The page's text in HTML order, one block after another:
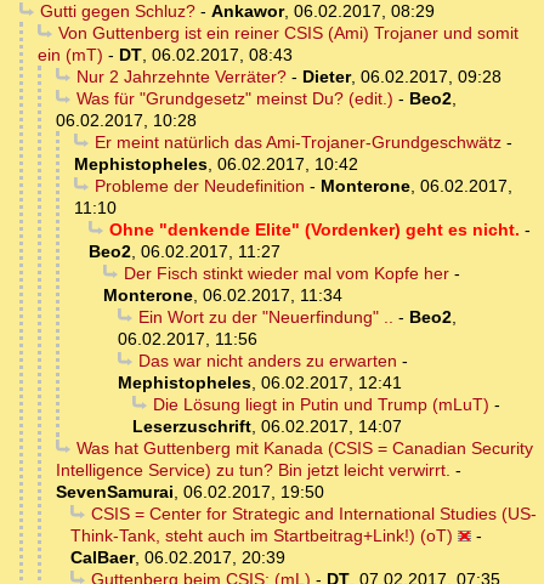
Gutti gegen Schluz?- Ankawor, 06.02.2017, 08:29
Von Guttenberg ist ein reiner CSIS (Ami) Trojaner und somit
ein (mT) - DT, 06.02.2017, 08:43
Nur 2 Jahrzehnte Verräter?- Dieter, 06.02.2017, 09:28
Was für "Grundgesetz" meinst Du? (edit.) - Beo2,
06.02.2017, 10:28
Er meint natürlich das Ami-Trojaner-Grundgeschwätz-
Mephistopheles, 06.02.2017, 10:42
Probleme der Neudefinition - Monterone, 06.02.2017,
11:10
Ohne "denkende Elite" (Vordenker) geht es nicht. -
Beo2, 06.02.2017, 11:27
Der Fisch stinkt wieder mal vom Kopfe her-
Monterone, 06.02.2017, 11:34
Ein Wort zu der "Neuerfindung" .. - Beo2,
06.02.2017, 11:56
Das war nicht anders zu erwarten -
Mephistopheles, 06.02.2017, 12:41
Die Lösung liegt in Putin und Trump (mLuT) -
Leserzuschrift, 06.02.2017, 14:07
Was hat Guttenberg mit Kanada (CSIS = Canadian Security
Intelligence Service) zu tun? Bin jetzt leicht verwirrt. -
SevenSamurai, 06.02.2017, 19:50
CSIS = Center for Strategic and International Studies (US-
Think-Tank, steht auch im Startbeitrag+Link!) (oT)
-
CalBaer, 06.02.2017, 20:39
Guttenberg beim CSIS: (mL) - DT, 07.02.2017, 07:35